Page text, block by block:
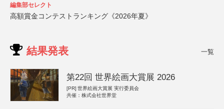
編集部セレクト
高額賞金コンテストランキング《2026年夏》
結果発表 一覧
第22回 世界絵画大賞展 2026
[PR] 世界絵画大賞展 実行委員会
共催：株式会社世界堂